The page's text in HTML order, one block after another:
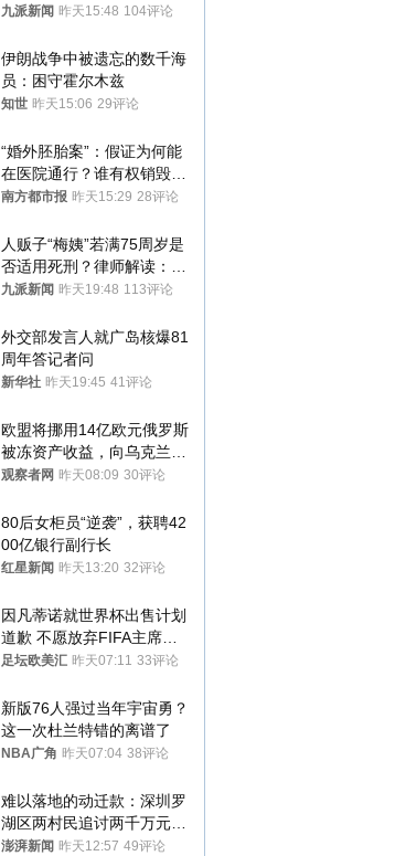
衷是为了陪伴，毕业后将不
九派新闻 昨天15:48 104评论
伊朗战争中被遗忘的数千海
员：困守霍尔木兹
知世 昨天15:06 29评论
“婚外胚胎案”：假证为何能
在医院通行？谁有权销毁胚
胎？
南方都市报 昨天15:29 28评论
人贩子“梅姨”若满75周岁是
否适用死刑？律师解读：很
大概率不会被判处死刑
九派新闻 昨天19:48 113评论
外交部发言人就广岛核爆81
周年答记者问
新华社 昨天19:45 41评论
欧盟将挪用14亿欧元俄罗斯
被冻资产收益，向乌克兰提
供援助
观察者网 昨天08:09 30评论
80后女柜员“逆袭”，获聘42
00亿银行副行长
红星新闻 昨天13:20 32评论
因凡蒂诺就世界杯出售计划
道歉 不愿放弃FIFA主席职
位
足坛欧美汇 昨天07:11 33评论
新版76人强过当年宇宙勇？
这一次杜兰特错的离谱了
NBA广角 昨天07:04 38评论
难以落地的动迁款：深圳罗
湖区两村民追讨两千万元动
迁款八年未果
澎湃新闻 昨天12:57 49评论